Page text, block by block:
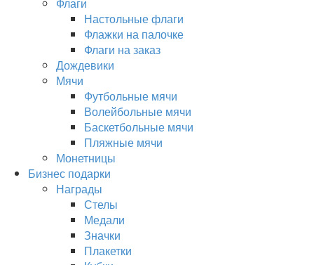
Настольные флаги
Флажки на палочке
Флаги на заказ
Дождевики
Мячи
Футбольные мячи
Волейбольные мячи
Баскетбольные мячи
Пляжные мячи
Монетницы
Бизнес подарки
Награды
Стелы
Медали
Значки
Плакетки